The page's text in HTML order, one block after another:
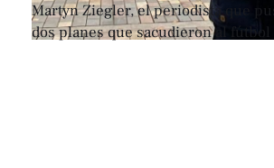
Martyn Ziegler, el periodista que
dos planes que sacudieron al fútbol